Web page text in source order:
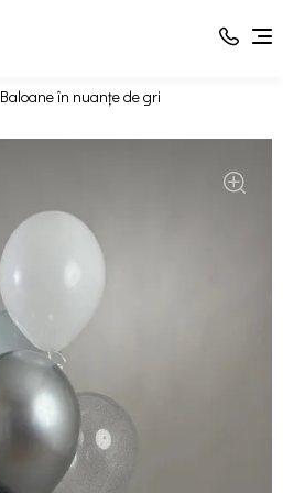
Baloane în nuanțe de gri